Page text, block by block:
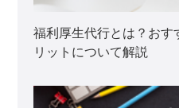
福利厚生代行とは？おす
リットについて解説